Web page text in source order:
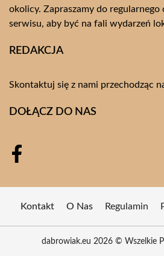
okolicy. Zapraszamy do regularnego
serwisu, aby być na fali wydarzeń
REDAKCJA
Skontaktuj się z nami przechodząc
DOŁĄCZ DO NAS
Kontakt O Nas Regulamin
dabrowiak.eu 2026 © Wszelkie